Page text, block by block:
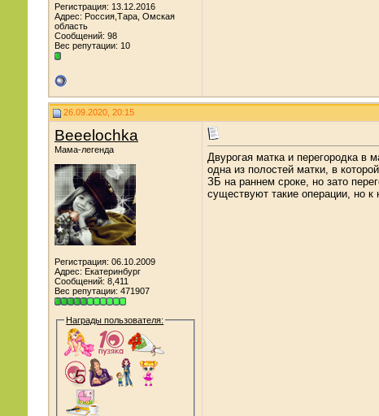
Регистрация: 13.12.2016
Адрес: Россия,Тара, Омская
область
Сообщений: 98
Вес репутации: 10
26.09.2020, 20:15
Beeelochka
Мама-легенда
Регистрация: 06.10.2009
Адрес: Екатеринбург
Сообщений: 8,411
Вес репутации: 471907
Награды пользователя:
Двурогая матка и перегородка в
одна из полостей матки, в
ЗБ на раннем сроке, но зато
существуют такие операции, но к